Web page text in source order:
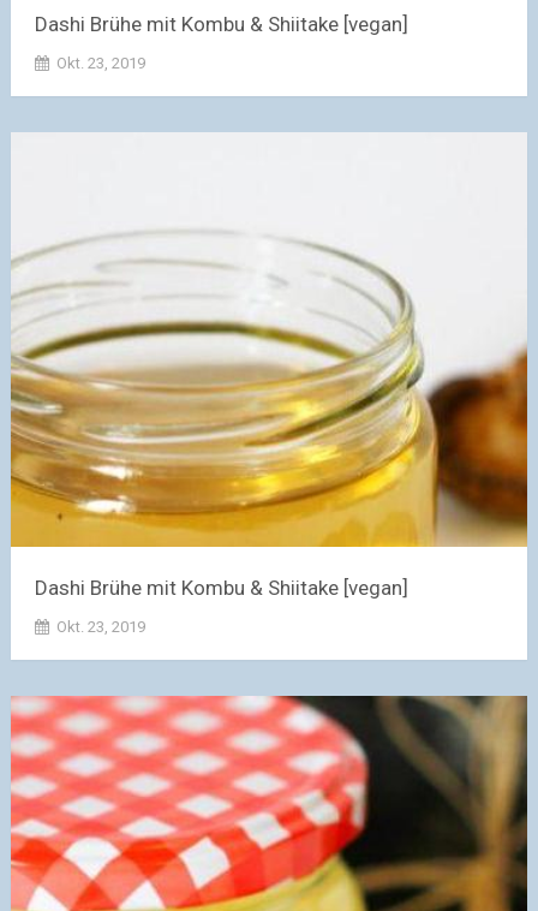
Dashi Brühe mit Kombu & Shiitake [vegan]
Okt. 23, 2019
Dashi Brühe mit Kombu & Shiitake [vegan]
Okt. 23, 2019